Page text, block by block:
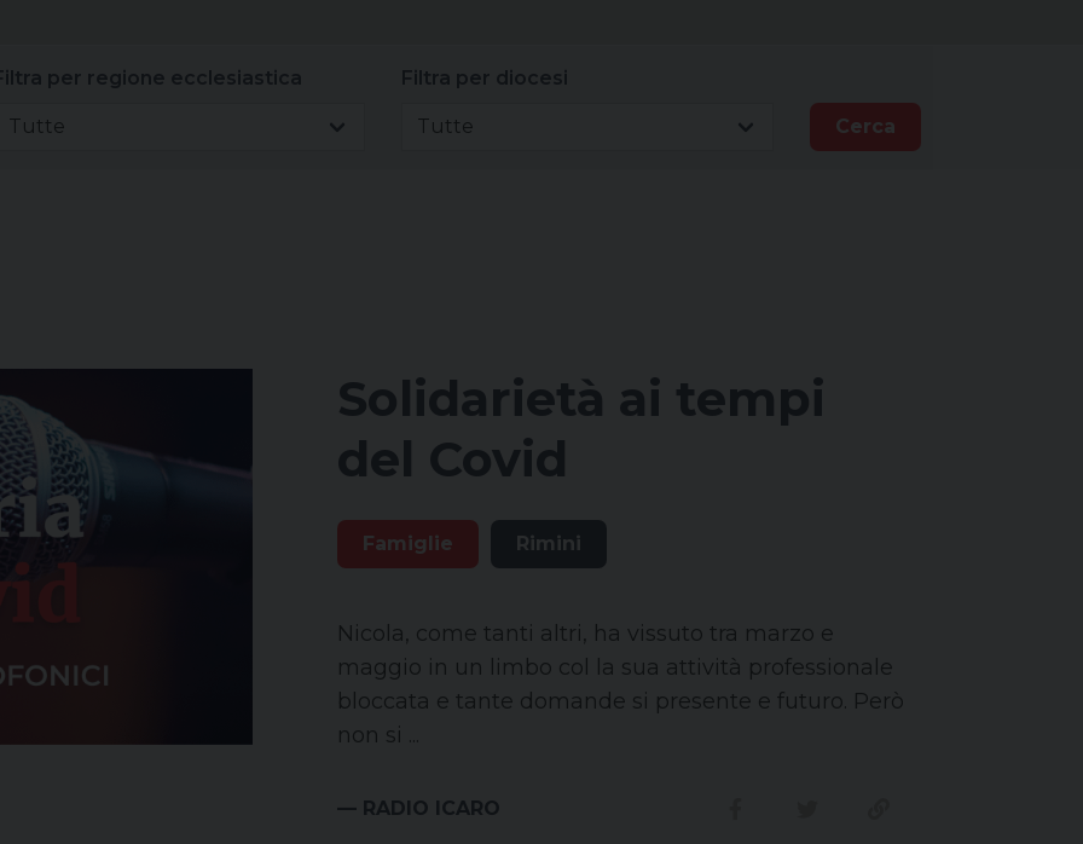
per regione ecclesiastica
Tutte
Filtra per diocesi
Tutte Cerca
Solidarietà ai tempi
del Covid
Famiglie Rimini
Nicola, come tanti altri, ha vissuto tra marzo e
maggio in un limbo col la sua attività professionale
bloccata e tante domande si presente e futuro. Però
non si ...
— RADIO ICARO